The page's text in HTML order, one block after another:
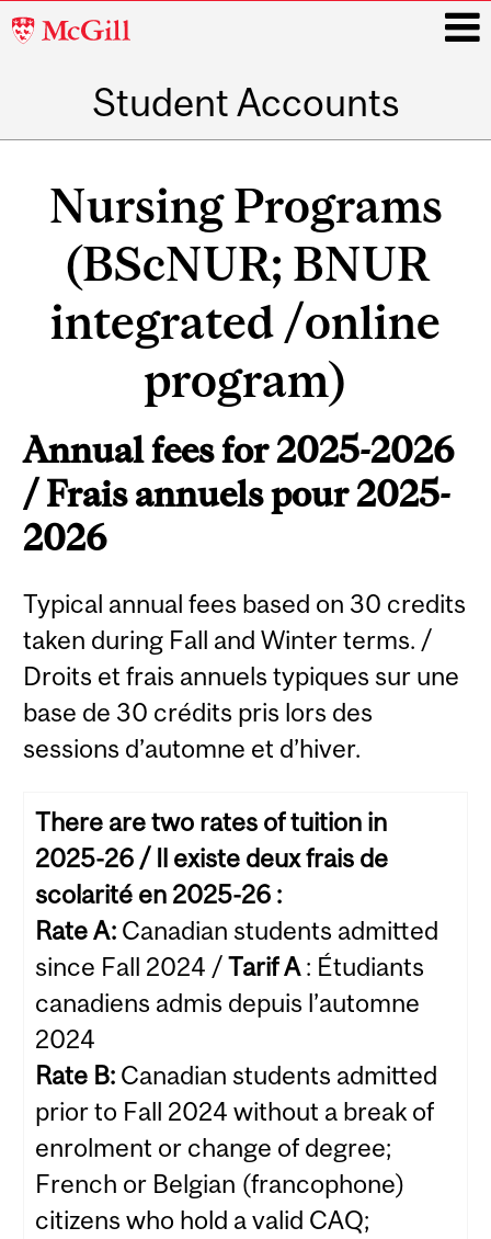
McGill
Student Accounts
navigationNursing Programs
(BScNUR; BNUR
integrated /online
program)
Annual fees for 2025-2026
/ Frais annuels pour 2025-
2026
Typical annual fees based on 30 credits
taken during Fall and Winter terms. /
Droits et frais annuels typiques sur une
base de 30 crédits pris lors des
sessions d’automne et d’hiver.
There are two rates of tuition in
2025-26 / Il existe deux frais de
scolarité en 2025-26 :
Rate A: Canadian students admitted
since Fall 2024 /Tarif A: Étudiants
canadiens admis depuis l’automne
2024
Rate B: Canadian students admitted
prior to Fall 2024 without a break of
enrolment or change of degree;
French or Belgian (francophone)
citizens who hold a valid CAQ;